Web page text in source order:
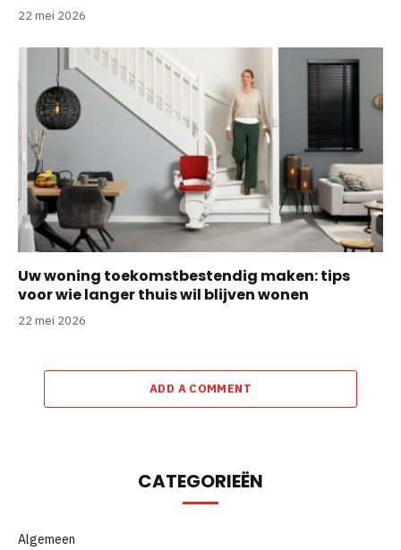
22 mei 2026
Uw woning toekomstbestendig maken: tips
voor wie langer thuis wil blijven wonen
22 mei 2026
ADD A COMMENT
CATEGORIEËN
Algemeen